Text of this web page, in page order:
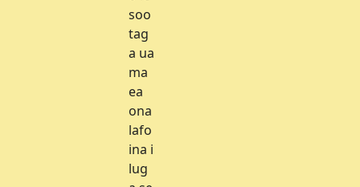
soo
tag
a ua
ma
ea
ona
lafo
ina i
lug